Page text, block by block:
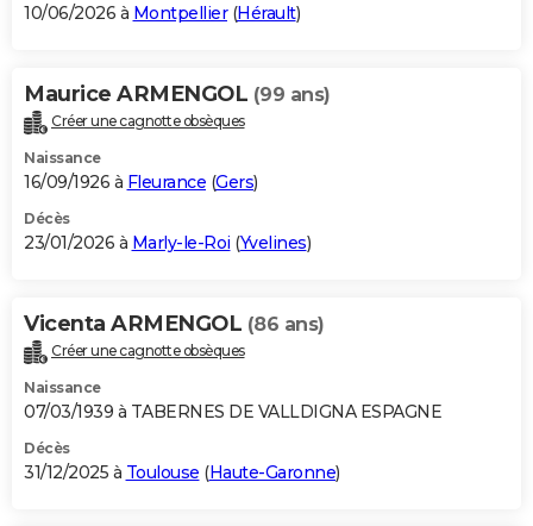
S'inscrire
Se connecter
Lycées
Collèges
Primaires
Universités
Entreprises
Service militaire
Avis de recherche
AVIS DE DÉCÈS
Bricolage
Lifestyle
Culture
Sport
Auto
Television
Voyage
Cinema
10/06/2026 à Montpellier(Hérault)
Maurice ARMENGOL (99 ans)
Créer une cagnotte obsèques
Naissance
16/09/1926 à Fleurance (Gers)
Décès
23/01/2026 à Marly-le-Roi (Yvelines)
Vicenta ARMENGOL (86 ans)
Créer une cagnotte obsèques
Naissance
07/03/1939 à TABERNES DE VALLDIGNA ESPAGNE
Décès
31/12/2025 à Toulouse (Haute-Garonne)